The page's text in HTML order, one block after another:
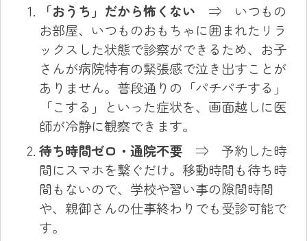
「おうち」だから怖くない ⇒ いつもの
お部屋、いつものおもちゃに囲まれたリラ
ックスした状態で診察ができるため、お子
さんが病院特有の緊張感で泣き出すことが
ありません。普段通りの「パチパチする」
「こする」といった症状を、画面越しに医
師が冷静に観察できます。
待ち時間ゼロ・通院不要⇒ 予約した時
間にスマホを繋ぐだけ。移動時間も待ち時
間もないので、学校や習い事の隙間時間
や、親御さんの仕事終わりでも受診可能で
す。